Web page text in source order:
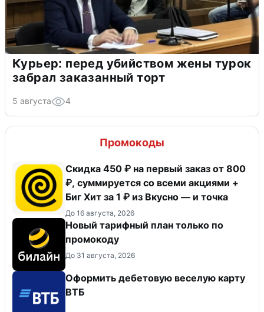
Курьер: перед убийством жены турок
забрал заказанный торт
5 августа 4
Промокоды
Скидка 450 ₽ на первый заказ от 800
₽, суммируется со всеми акциями +
Биг Хит за 1 ₽ из Вкусно — и точка
До 16 августа, 2026
Новый тарифный план только по
промокоду
До 31 августа, 2026
Оформить дебетовую веселую карту
ВТБ